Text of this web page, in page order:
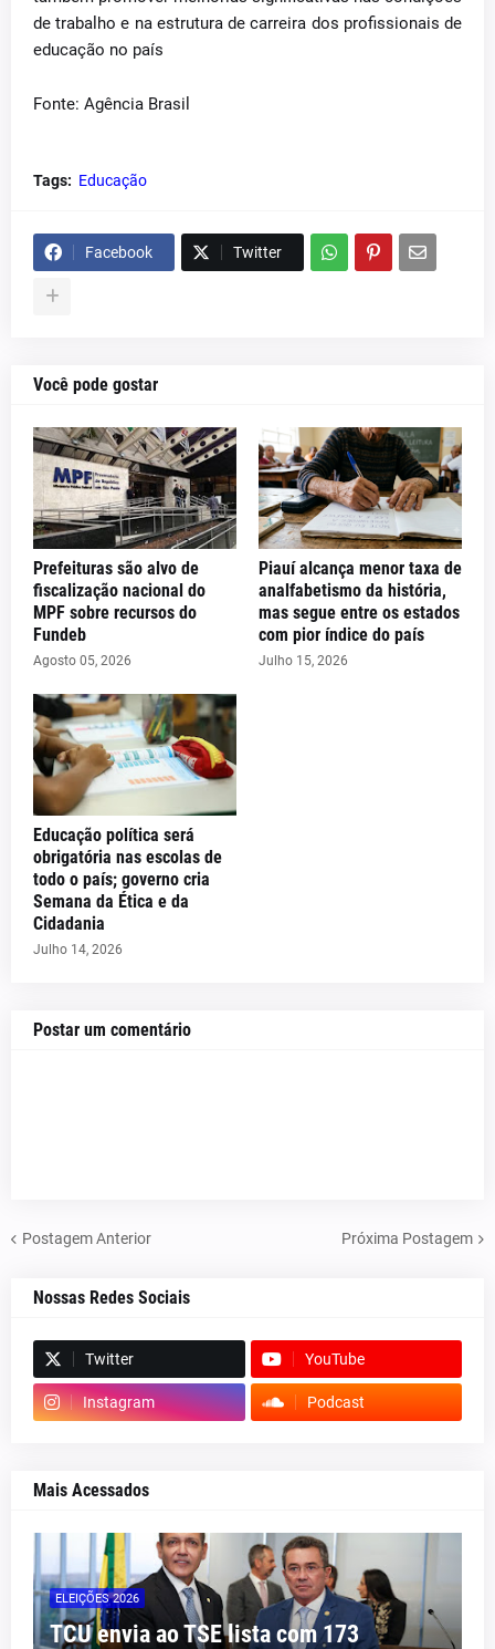
de trabalho e na estrutura de carreira dos profissionais de
educação no país
Fonte: Agência Brasil
Tags: Educação
Facebook Twitter
Você pode gostar
Prefeituras são alvo de
fiscalização nacional do
MPF sobre recursos do
Fundeb
Agosto 05, 2026
Piauí alcança menor taxa de
analfabetismo da história,
mas segue entre os estados
com pior índice do país
Julho 15, 2026
Educação política será
obrigatória nas escolas de
todo o país; governo cria
Semana da Ética e da
Cidadania
Julho 14, 2026
Postar um comentário
Postagem Anterior Próxima Postagem
Nossas Redes Sociais
Twitter YouTube
Instagram Podcast
Mais Acessados
ELEIÇÕES 2026
TCU envia ao TSE lista com 173